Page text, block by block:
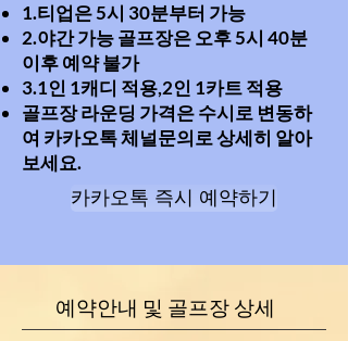
1.티업은 5시 30분부터 가능
2.야간 가능 골프장은 오후 5시 40분
이후 예약 불가
3.1인 1캐디 적용,2인 1카트 적용
골프장 라운딩 가격은 수시로 변동하
여 카카오톡 체널문의로 상세히 알아
보세요.
카카오톡 즉시 예약하기
예약안내 및 골프장 상세